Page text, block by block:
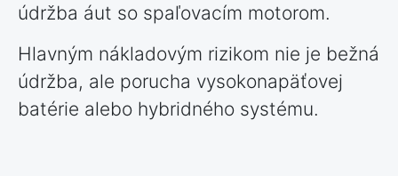
údržba áut so spaľovacím motorom.
Hlavným nákladovým rizikom nie je bežná
údržba, ale porucha vysokonapäťovej
batérie alebo hybridného systému.